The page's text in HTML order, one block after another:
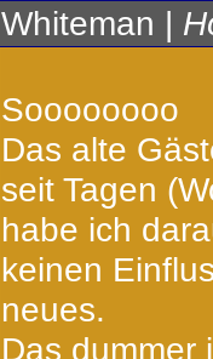
Whiteman |
Soooooooo
Das alte
seit Tagen
habe ich
keinen
neues.
Das dummer